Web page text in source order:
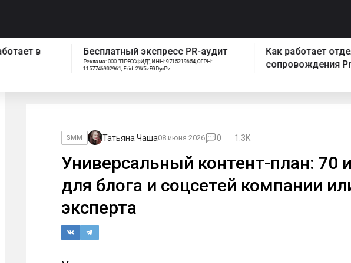
Бесплатный экспресс PR-аудит
Реклама: ООО "ПРЕССФИД", ИНН: 9715219654, ОГРН:
1157746902961, Erid: 2W5zFGDycPz
Как работает отдел
сопровождения Pressfeed
SMM Татьяна Чаша08 июня 2026 0 1.3K
Универсальный контент-план: 70
для блога и соцсетей компании
эксперта